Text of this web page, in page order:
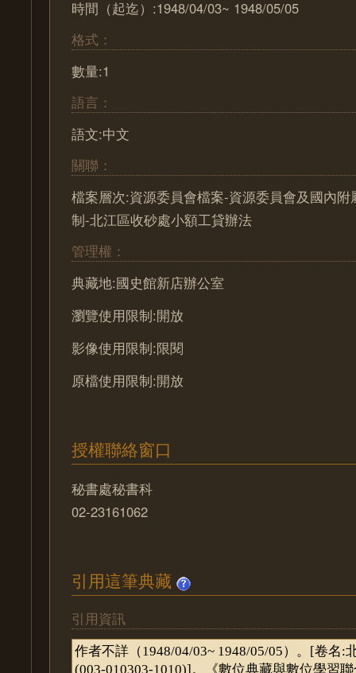
時間（起迄）:1948/04/03~ 1948/05/05
格式：
數量:1
語言：
語文:中文
關聯：
檔案層次:資源委員會檔案-資源委員會及國內
制-北江區收砂處小額工貸辦法
管理權：
典藏地:國史館新店辦公室
瀏覽使用限制:開放
影像使用限制:限閱
原檔使用限制:開放
授權聯絡窗口
秘書處秘書科
02-23161062
引用這筆典藏
引用資訊